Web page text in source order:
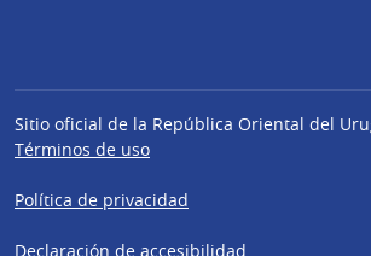
Sitio oficial de la República Oriental del
Términos de uso
Política de privacidad
Declaración de accesibilidad